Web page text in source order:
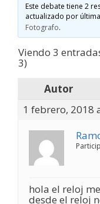
Este debate tiene 2
actualizado por
Fotografo.
Viendo 3
3)
Autor
1 febrero, 2018
hola el reloj
desde el reloj